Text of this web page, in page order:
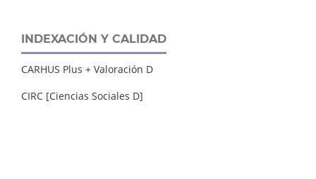
INDEXACIÓN Y CALIDAD
CARHUS Plus + Valoración D
CIRC [Ciencias Sociales D]